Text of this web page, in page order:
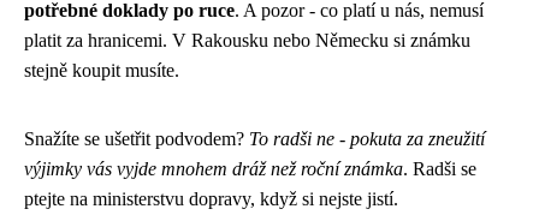
potřebné doklady po ruce. A pozor - co platí u nás, nemusí
platit za hranicemi. V Rakousku nebo Německu si známku
stejně koupit musíte.
Snažíte se ušetřit podvodem? To radši ne - pokuta za zneužití
výjimky vás vyjde mnohem dráž než roční známka. Radši se
ptejte na ministerstvu dopravy, když si nejste jistí.